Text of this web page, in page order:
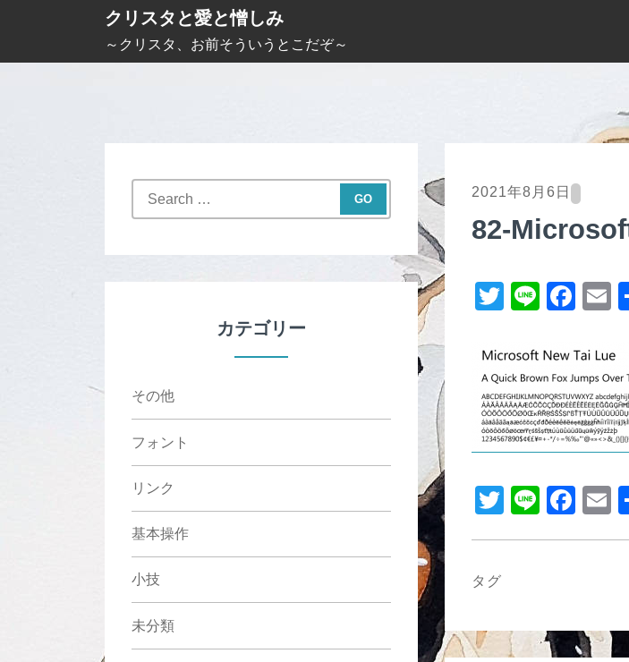
i
クリスタと愛と憎しみ
～クリスタ、お前そういうとこだぞ～
2021年8月6日
82-
T
tt
er
Li
e
F
c
e
b
o
k
E
ail
T
Li
F
o
E
タグ
カテゴリー
その他
フォント
リンク
基本操作
小技
未分類